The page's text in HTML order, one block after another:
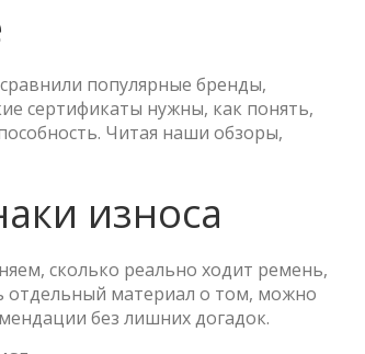
популярные бренды,
сертификаты нужны, как понять,
Читая наши обзоры,
износа
сколько реально ходит ремень,
отдельный материал о том, можно
без лишних догадок.